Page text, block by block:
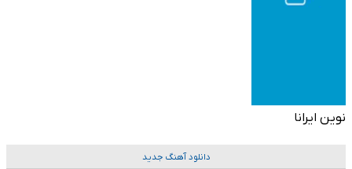
نوین ایرانا
دانلود آهنگ جدید